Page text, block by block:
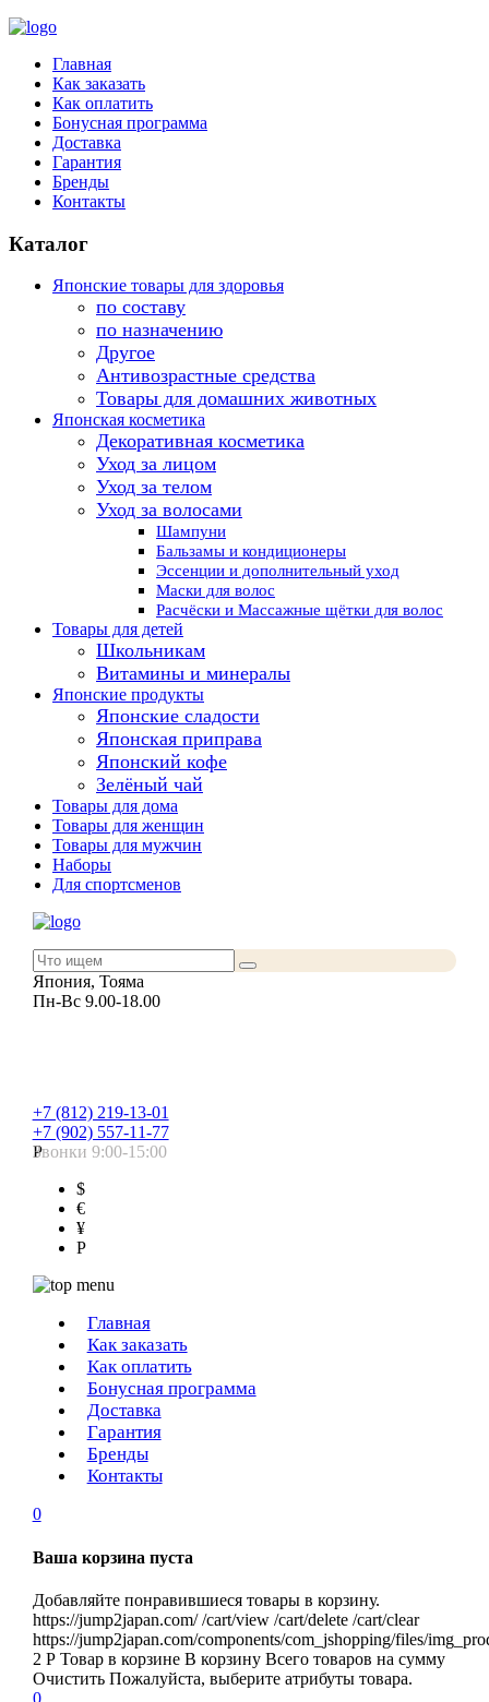
Главная
Как заказать
Как оплатить
Бонусная программа
Доставка
Гарантия
Бренды
Контакты
Каталог
Японские товары для здоровья
по составу
по назначению
Другое
Антивозрастные средства
Товары для домашних животных
Японская косметика
Декоративная косметика
Уход за лицом
Уход за телом
Уход за волосами
Шампуни
Бальзамы и кондиционеры
Эссенции и дополнительный уход
Маски для волос
Расчёски и Массажные щётки для волос
Товары для детей
Школьникам
Витамины и минералы
Японские продукты
Японские сладости
Японская приправа
Японский кофе
Зелёный чай
Товары для дома
Товары для женщин
Товары для мужчин
Наборы
Для спортсменов
Япония, Тояма
Пн-Вс 9.00-18.00
+7 (812) 219-13-01
+7 (902) 557-11-77
Звонки 9:00-15:00
Р
$
€
¥
Р
Главная
Как заказать
Как оплатить
Бонусная программа
Доставка
Гарантия
Бренды
Контакты
0
Ваша корзина пуста
Добавляйте понравившиеся товары в корзину.
https://jump2japan.com/ /cart/view /cart/delete /cart/clear
https://jump2japan.com/components/com_jshopping/files/
2 Р Товар в корзине В корзину Всего товаров на сумму
Очистить Пожалуйста, выберите атрибуты товара.
0